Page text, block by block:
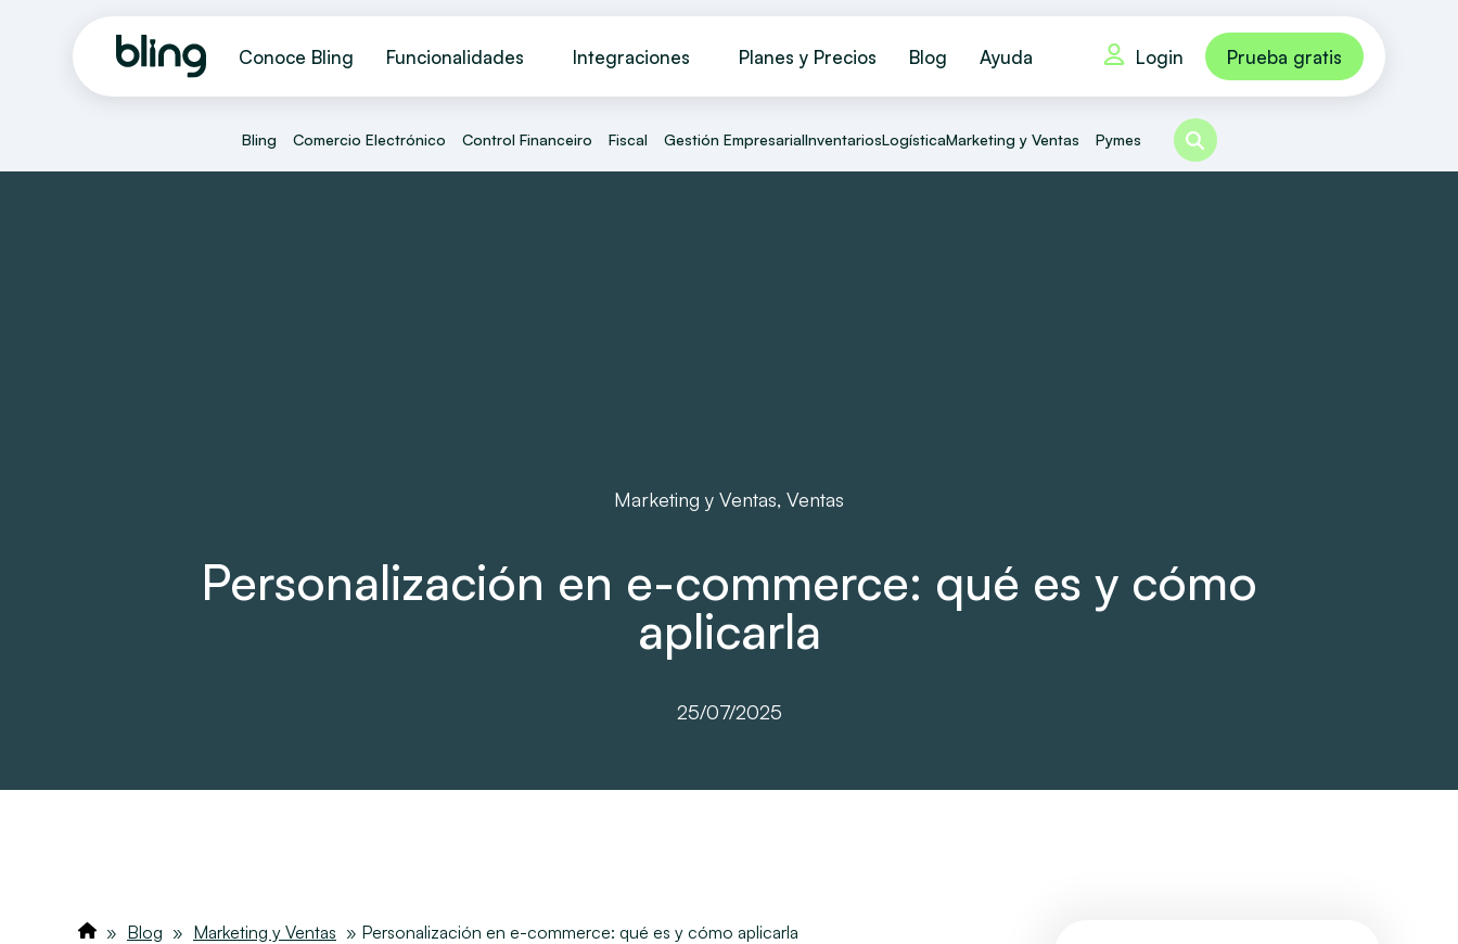
Conoce Bling Funcionalidades Integraciones Planes y Precios Blog Ayuda Login Prueba gratis
Bling Comercio Electrónico Control Financeiro Fiscal Gestión EmpresarialInventariosLogísticaMarketing y Ventas Pymes
Marketing y Ventas, Ventas
Personalización en e-commerce: qué es y cómo
aplicarla
25/07/2025
» Blog » Marketing y Ventas » Personalización en e-commerce: qué es y cómo aplicarla